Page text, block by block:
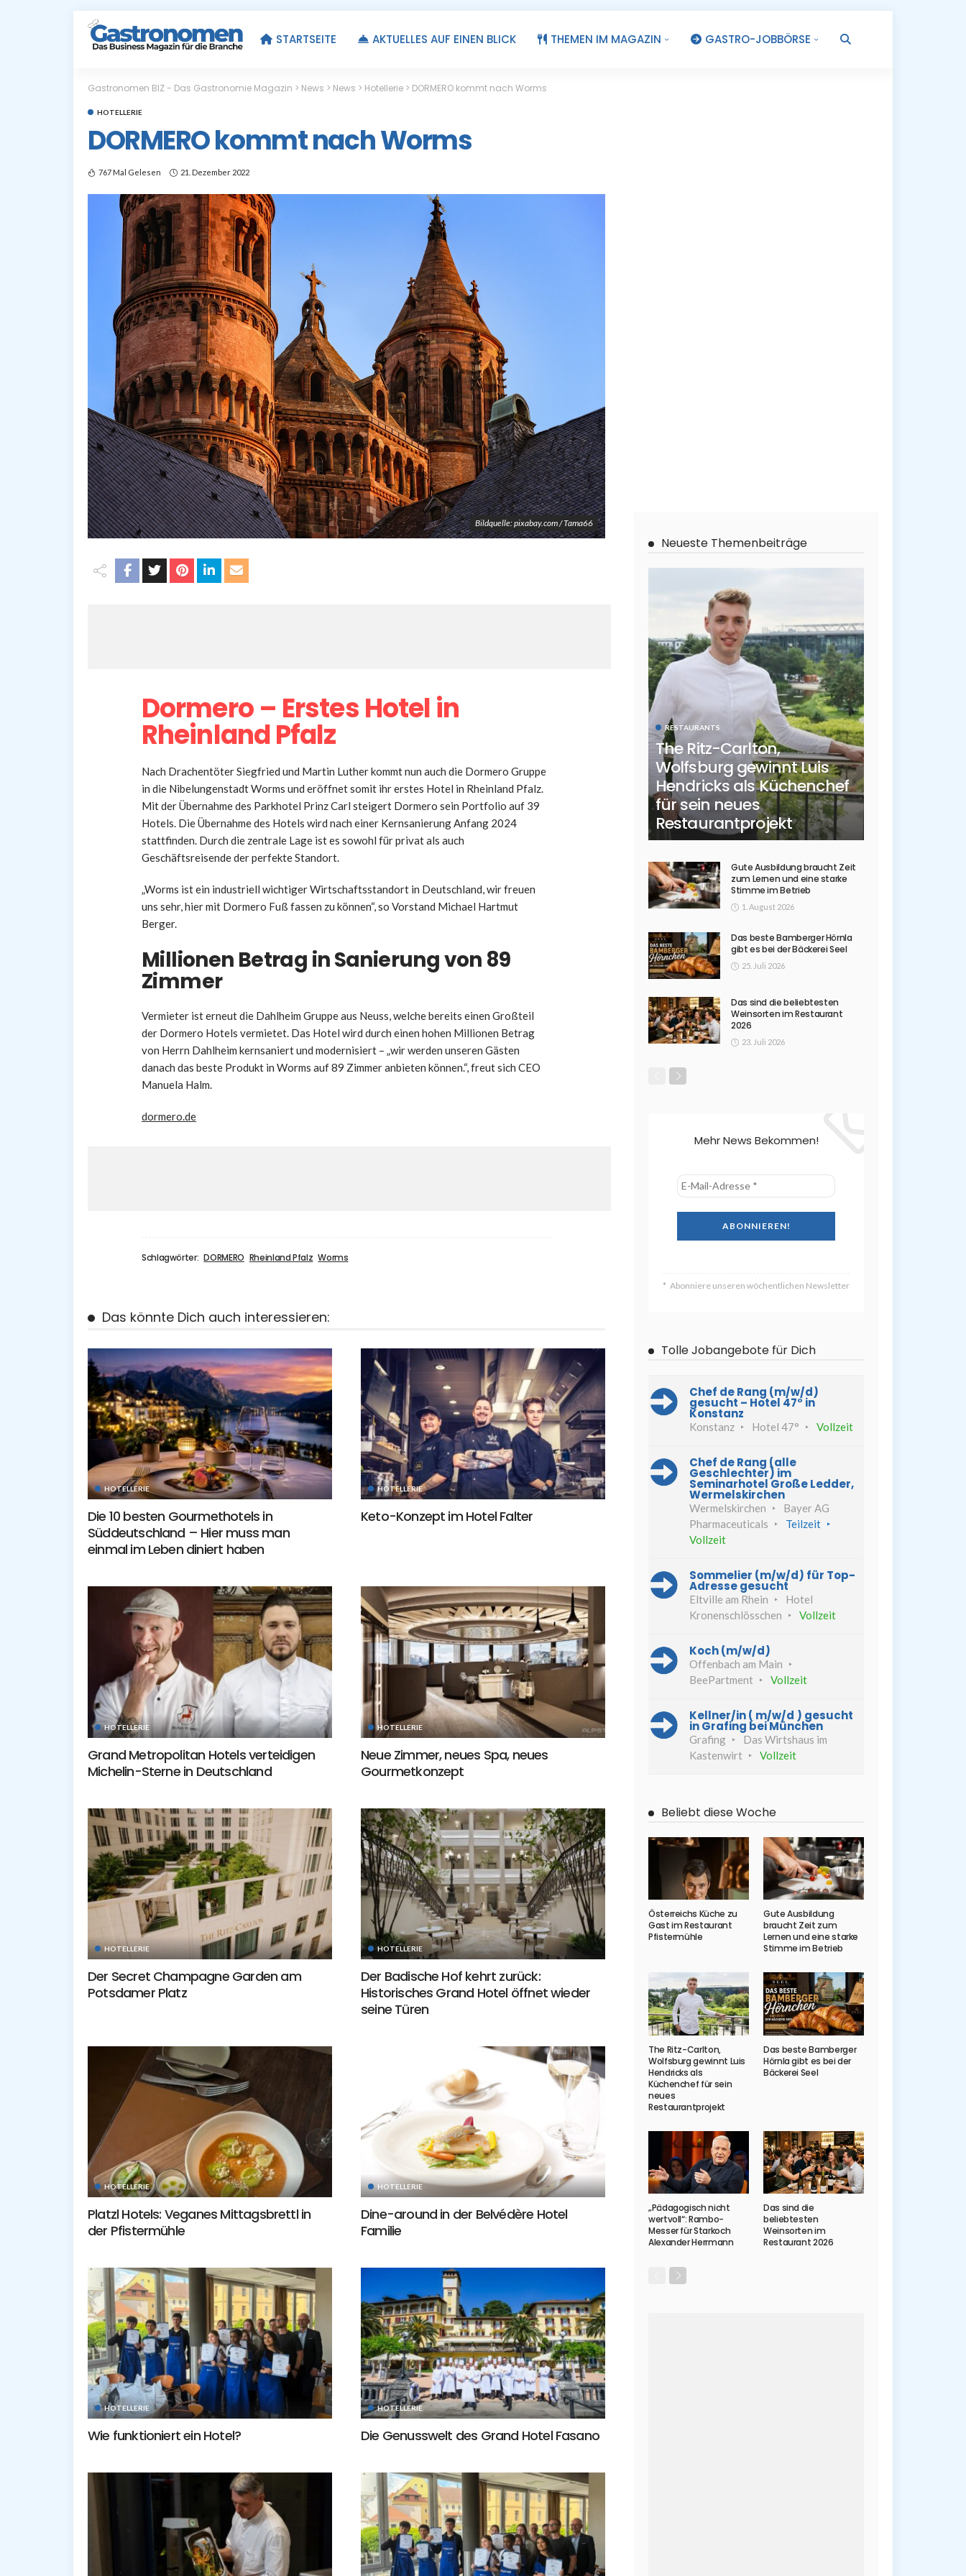
STARTSEITE AKTUELLES AUF EINEN BLICK THEMEN IM MAGAZIN GASTRO-JOBBÖRSE
Gastronomen BIZ - Das Gastronomie Magazin > News > News > Hotellerie > DORMERO kommt nach Worms
HOTELLERIE
DORMERO kommt nach Worms
767 Mal Gelesen 21. Dezember 2022
Bildquelle: pixabay.com / Tama66
Dormero – Erstes Hotel in
Rheinland Pfalz
Nach Drachentöter Siegfried und Martin Luther kommt nun auch die Dormero Gruppe
in die Nibelungenstadt Worms und eröffnet somit ihr erstes Hotel in Rheinland Pfalz.
Mit der Übernahme des Parkhotel Prinz Carl steigert Dormero sein Portfolio auf 39
Hotels. Die Übernahme des Hotels wird nach einer Kernsanierung Anfang 2024
stattfinden. Durch die zentrale Lage ist es sowohl für privat als auch
Geschäftsreisende der perfekte Standort.
„Worms ist ein industriell wichtiger Wirtschaftsstandort in Deutschland, wir freuen
uns sehr, hier mit Dormero Fuß fassen zu können“, so Vorstand Michael Hartmut
Berger.
Millionen Betrag in Sanierung von 89
Zimmer
Vermieter ist erneut die Dahlheim Gruppe aus Neuss, welche bereits einen Großteil
der Dormero Hotels vermietet. Das Hotel wird durch einen hohen Millionen Betrag
von Herrn Dahlheim kernsaniert und modernisiert – „wir werden unseren Gästen
danach das beste Produkt in Worms auf 89 Zimmer anbieten können.“, freut sich CEO
Manuela Halm.
dormero.de
Schlagwörter: DORMERO Rheinland Pfalz Worms
Das könnte Dich auch interessieren:
HOTELLERIE
Die 10 besten Gourmethotels in
Süddeutschland – Hier muss man
einmal im Leben diniert haben
HOTELLERIE
Keto-Konzept im Hotel Falter
HOTELLERIE
Grand Metropolitan Hotels verteidigen
Michelin-Sterne in Deutschland
HOTELLERIE
Neue Zimmer, neues Spa, neues
Gourmetkonzept
HOTELLERIE
Der Secret Champagne Garden am
Potsdamer Platz
HOTELLERIE
Der Badische Hof kehrt zurück:
Historisches Grand Hotel öffnet wieder
seine Türen
HOTELLERIE
Platzl Hotels: Veganes Mittagsbrettl in
der Pfistermühle
HOTELLERIE
Dine-around in der Belvédère Hotel
Familie
HOTELLERIE
Wie funktioniert ein Hotel?
HOTELLERIE
Die Genusswelt des Grand Hotel Fasano
Neueste Themenbeiträge
RESTAURANTS
The Ritz-Carlton,
Wolfsburg gewinnt Luis
Hendricks als Küchenchef
für sein neues
Restaurantprojekt
Gute Ausbildung braucht Zeit
zum Lernen und eine starke
Stimme im Betrieb
1. August 2026
Das beste Bamberger Hörnla
gibt es bei der Bäckerei Seel
25. Juli 2026
Das sind die beliebtesten
Weinsorten im Restaurant
2026
23. Juli 2026
Mehr News Bekommen!
Abonniere unseren wöchentlichen Newsletter
Tolle Jobangebote für Dich
Chef de Rang (m/w/d)
gesucht – Hotel 47° in
Konstanz
Konstanz Hotel 47° Vollzeit
Chef de Rang (alle
Geschlechter) im
Seminarhotel Große Ledder,
Wermelskirchen
Wermelskirchen
Bayer AG
Pharmaceuticals
Teilzeit
Vollzeit
Sommelier (m/w/d) für Top-
Adresse gesucht
Eltville am Rhein
Hotel
Kronenschlösschen
Vollzeit
Koch (m/w/d)
Offenbach am Main
BeePartment
Vollzeit
Kellner/in ( m/w/d ) gesucht
in Grafing bei München
Grafing
Das Wirtshaus im
Kastenwirt
Vollzeit
Beliebt diese Woche
Österreichs Küche zu
Gast im Restaurant
Pfistermühle
Gute Ausbildung
braucht Zeit zum
Lernen und eine starke
Stimme im Betrieb
The Ritz-Carlton,
Wolfsburg gewinnt Luis
Hendricks als
Küchenchef für sein
neues
Restaurantprojekt
Das beste Bamberger
Hörnla gibt es bei der
Bäckerei Seel
„Pädagogisch nicht
wertvoll“: Rambo-
Messer für Starkoch
Alexander Herrmann
Das sind die
beliebtesten
Weinsorten im
Restaurant 2026